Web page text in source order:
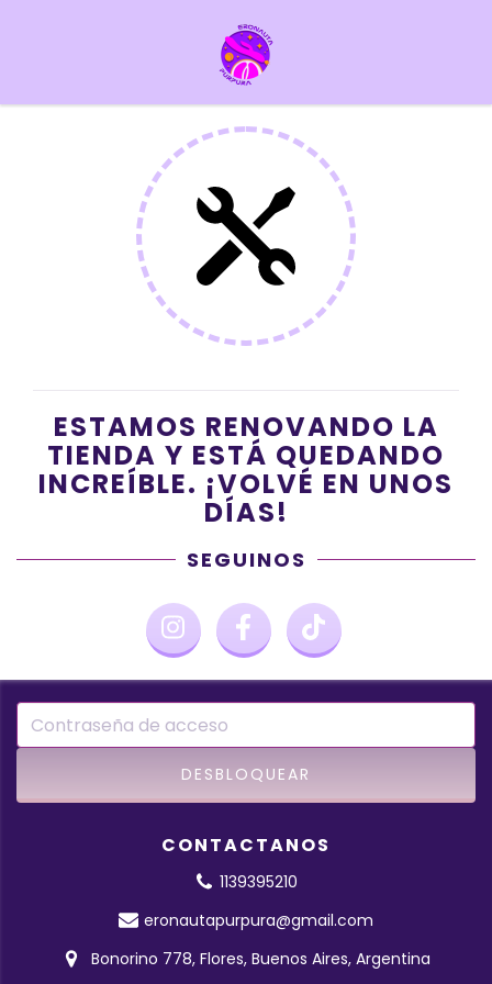
ESTAMOS RENOVANDO LA
TIENDA Y ESTÁ QUEDANDO
INCREÍBLE. ¡VOLVÉ EN UNOS
DÍAS!
SEGUINOS
CONTACTANOS
1139395210
eronautapurpura@gmail.com
Bonorino 778, Flores, Buenos Aires, Argentina